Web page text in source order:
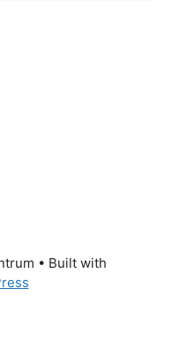
• Built with